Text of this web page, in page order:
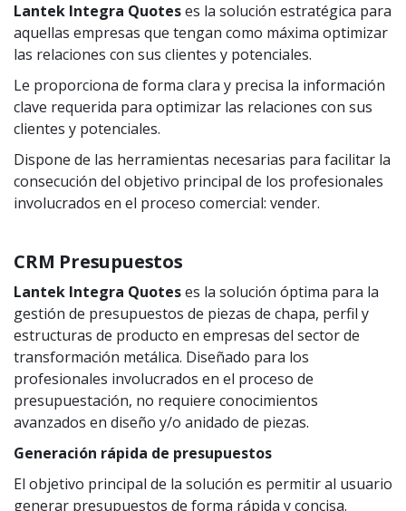
Lantek Integra Quoteses la solución estratégica para
aquellas empresas que tengan como máxima optimizar
las relaciones con sus clientes y potenciales.
Le proporciona de forma clara y precisa la información
clave requerida para optimizar las relaciones con sus
clientes y potenciales.
Dispone de las herramientas necesarias para facilitar la
consecución del objetivo principal de los profesionales
involucrados en el proceso comercial: vender.
CRM Presupuestos
Lantek Integra Quoteses la solución óptima para la
gestión de presupuestos de piezas de chapa, perfil y
estructuras de producto en empresas del sector de
transformación metálica. Diseñado para los
profesionales involucrados en el proceso de
presupuestación, no requiere conocimientos
avanzados en diseño y/o anidado de piezas.
Generación rápida de presupuestos
El objetivo principal de la solución es permitir al usuario
generar presupuestos de forma rápida y concisa.